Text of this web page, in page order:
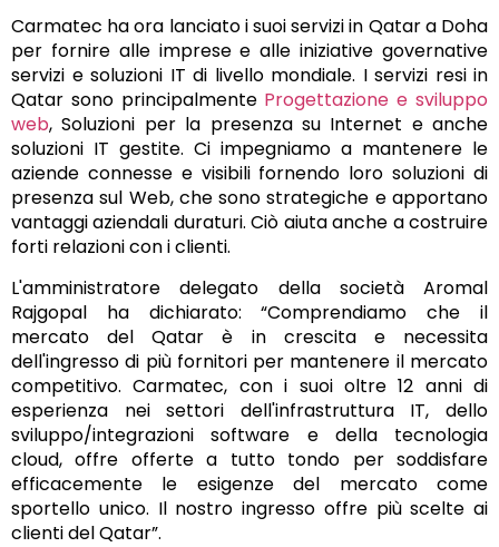
Carmatec ha ora lanciato i suoi servizi in Qatar a Doha
per fornire alle imprese e alle iniziative governative
servizi e soluzioni IT di livello mondiale. I servizi resi in
Qatar sono principalmente Progettazione e sviluppo
web, Soluzioni per la presenza su Internet e anche
soluzioni IT gestite. Ci impegniamo a mantenere le
aziende connesse e visibili fornendo loro soluzioni di
presenza sul Web, che sono strategiche e apportano
vantaggi aziendali duraturi. Ciò aiuta anche a costruire
forti relazioni con i clienti.
L'amministratore delegato della società Aromal
Rajgopal ha dichiarato: “Comprendiamo che il
mercato del Qatar è in crescita e necessita
dell'ingresso di più fornitori per mantenere il mercato
competitivo. Carmatec, con i suoi oltre 12 anni di
esperienza nei settori dell'infrastruttura IT, dello
sviluppo/integrazioni software e della tecnologia
cloud, offre offerte a tutto tondo per soddisfare
efficacemente le esigenze del mercato come
sportello unico. Il nostro ingresso offre più scelte ai
clienti del Qatar”.